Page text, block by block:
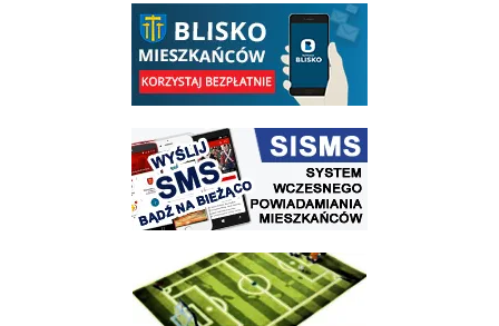
link do opisu aplikacji - BLISKO, Gmina Wieliczka w aplikacji Blisko
link do strony systemu wczesnego ostrzegania mieszkańców SISMS
link do opisu projektu Wielickie Orliki